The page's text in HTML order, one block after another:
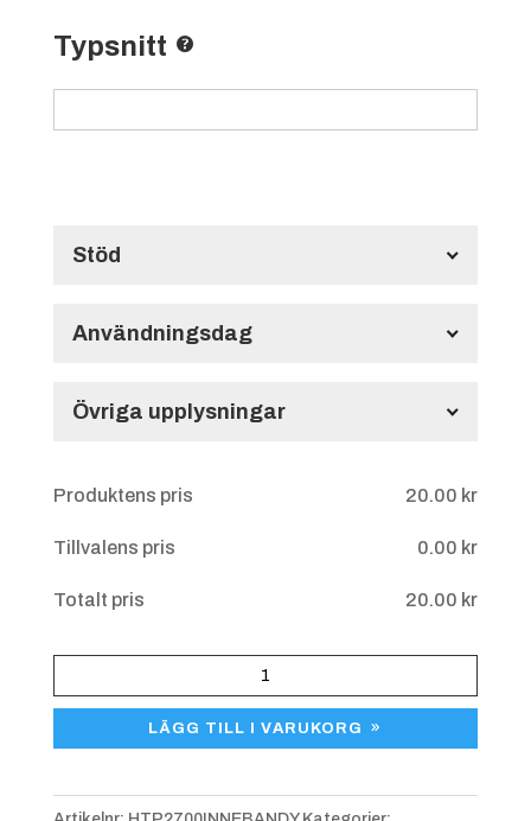
Typsnitt
Stöd
Användningsdag
Övriga upplysningar
Produktens pris 20.00 kr
Tillvalens pris 0.00 kr
Totalt pris 20.00 kr
Innebandy
LÄGG TILL I VARUKORG